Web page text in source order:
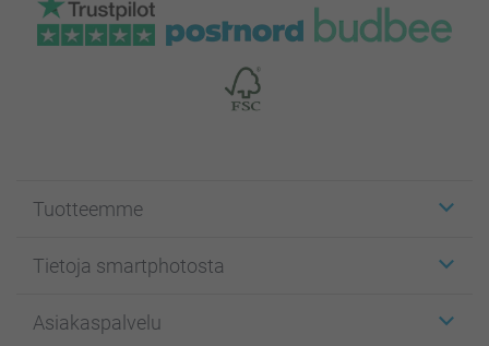
Tuotteemme
Kuvakortit
Kuvakirjat
Tietoja smartphotosta
Affiliate ohjelma
Asiakaspalvelu